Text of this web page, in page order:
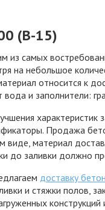
(В-15)
из самых
на небольшое
относится к
вода и заполнители:
характеристик
Продажа
виде, материал
до заливки должно
доставку
и стяжки полов,
конструкций